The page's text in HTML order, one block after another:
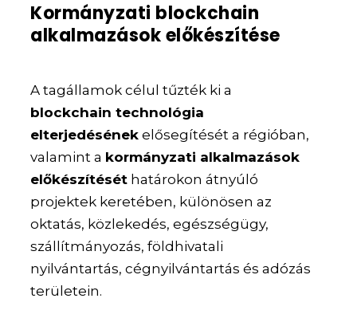
Kormányzati blockchain
alkalmazások előkészítése
A tagállamok célul tűzték ki a
blockchain technológia
elterjedésének elősegítését a régióban,
valamint a kormányzati alkalmazások
előkészítését határokon átnyúló
projektek keretében, különösen az
oktatás, közlekedés, egészségügy,
szállítmányozás, földhivatali
nyilvántartás, cégnyilvántartás és adózás
területein.